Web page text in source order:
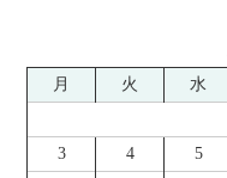
月 火 水
3
4 5